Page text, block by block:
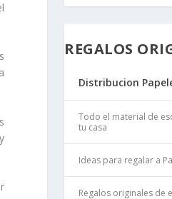
REGALOS
Distribucion
Todo el material de
tu casa
Ideas para regalar a
Regalos originales de